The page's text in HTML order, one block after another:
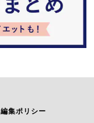
編集ポリシー